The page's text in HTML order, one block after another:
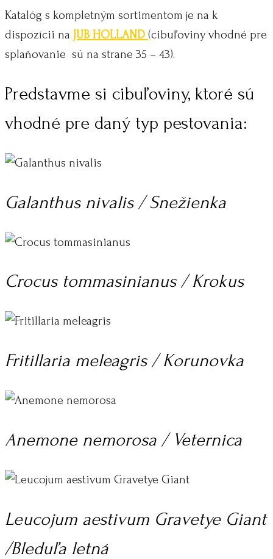
Katalóg s kompletným sortimentom je na k
dispozícii na JUB HOLLAND (cibuľoviny vhodné pre
splaňovanie sú na strane 35 – 43).
Predstavme si cibuľoviny, ktoré sú
vhodné pre daný typ pestovania:
Galanthus nivalis / Snežienka
Crocus tommasinianus / Krokus
Fritillaria meleagris / Korunovka
Anemone nemorosa / Veternica
Leucojum aestivum Gravetye Giant
/Bleduľa letná